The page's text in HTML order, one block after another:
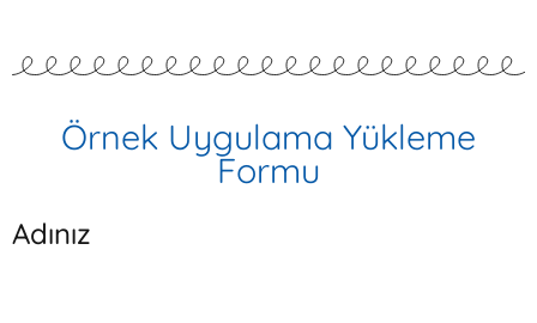
Örnek Uygulama Yükleme
Formu
Adınız